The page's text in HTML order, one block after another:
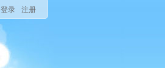
登录 注册